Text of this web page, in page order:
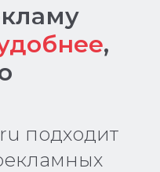
,
подходит